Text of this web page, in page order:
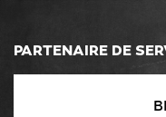
PARTENAIRE DE